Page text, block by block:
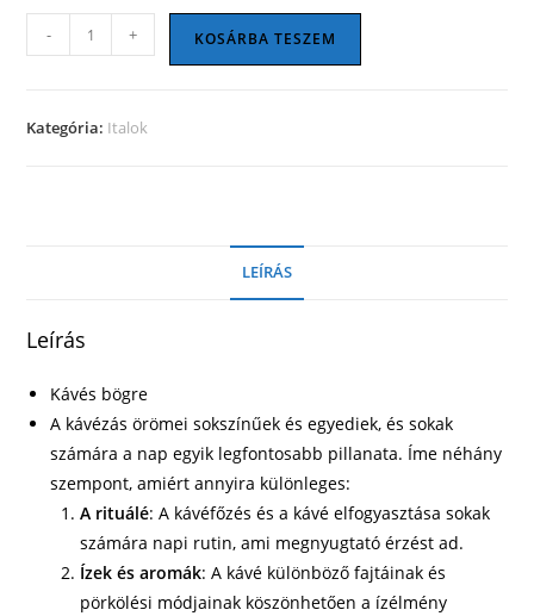
bögre
mennyiség
- + KOSÁRBA TESZEM
Kategória: Italok
LEÍRÁS
Leírás
Kávés bögre
A kávézás örömei sokszínűek és egyediek, és sokak
számára a nap egyik legfontosabb pillanata. Íme néhány
szempont, amiért annyira különleges:
A rituálé: A kávéfőzés és a kávé elfogyasztása sokak
számára napi rutin, ami megnyugtató érzést ad.
Ízek és aromák: A kávé különböző fajtáinak és
pörkölési módjainak köszönhetően a ízélmény